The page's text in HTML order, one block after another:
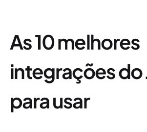
As 10 melhores
integrações do
para usar